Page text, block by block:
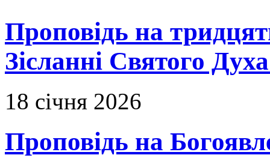
Проповідь на
Зісланні Святого
18 січня 2026
Проповідь на